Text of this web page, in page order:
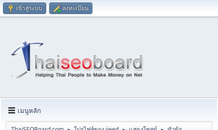
เข้าสู่ระบบ ลงทะเบียน
เมนูหลัก